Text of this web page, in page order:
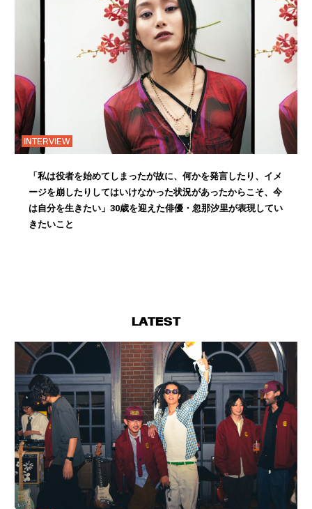
INTERVIEW
「私は役者を始めてしまったが故に、何かを発言したり、イメ
ージを崩したりしてはいけなかった状況があったからこそ、今
は自分を生きたい」30歳を迎えた俳優・忽那汐里が表現してい
きたいこと
LATEST